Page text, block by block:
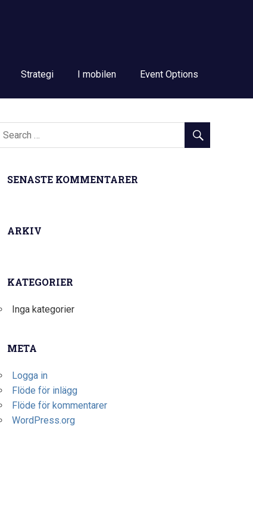
Strategi I mobilen Event Options
SENASTE KOMMENTARER
ARKIV
KATEGORIER
Inga kategorier
META
Logga in
Flöde för inlägg
Flöde för kommentarer
WordPress.org